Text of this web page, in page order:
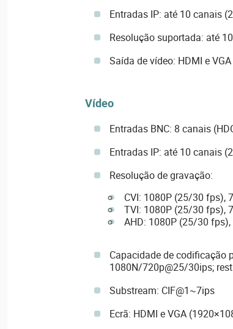
Entradas IP: até 10 canais
Resolução suportada: até
Saída de vídeo: HDMI e
Vídeo
Entradas BNC: 8 canais
Entradas IP: até 10 canais
Resolução de gravação:
CVI: 1080P (25/30 fps),
TVI: 1080P (25/30 fps),
AHD: 1080P (25/30
Capacidade de codificação
1080N/720p@25/30ips;
Substream: CIF@1~7ips
Ecrã: HDMI e VGA